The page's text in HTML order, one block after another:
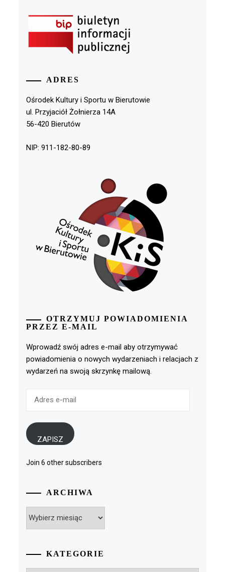
ADRES
Ośrodek Kultury i Sportu w Bierutowie
ul. Przyjaciół Żołnierza 14A
56-420 Bierutów
NIP: 911-182-80-89
OTRZYMUJ POWIADOMIENIA
PRZEZ E-MAIL
Wprowadź swój adres e-mail aby otrzymywać
powiadomienia o nowych wydarzeniach i relacjach z
wydarzeń na swoją skrzynkę mailową.
ZAPISZ
Join 6 other subscribers
ARCHIWA
KATEGORIE